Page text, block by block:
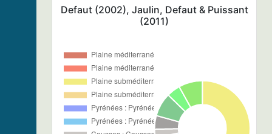
Defaut (2002), Jaulin, Defaut & Puissant
(2011)